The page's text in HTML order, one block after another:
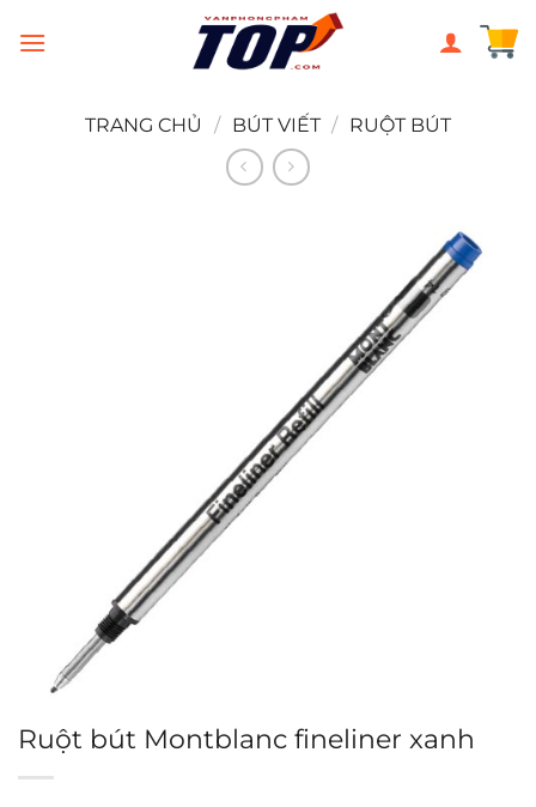
đến
TRANG CHỦ
/ BÚT VIẾT / RUỘT BÚT
Ruột bút Montblanc fineliner xanh